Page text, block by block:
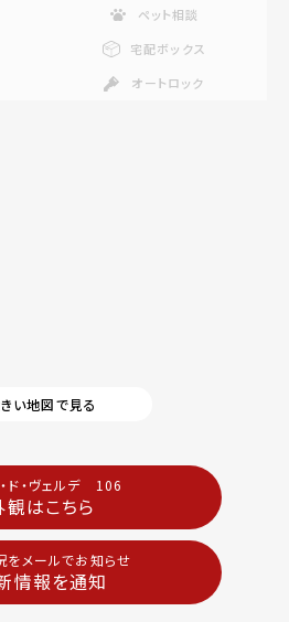
ペット相談
宅配ボックス
オートロック
い地図で見る
ド・ヴェルデ 106
観はこちら
をメールでお知らせ
情報を通知